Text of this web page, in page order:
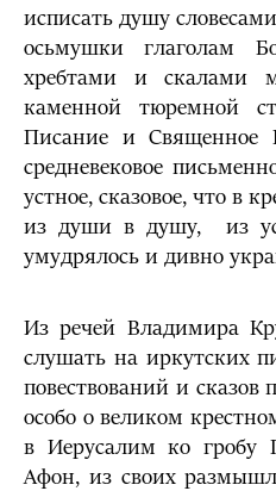
исписать душу
осьмушки глаголам
хребтами и скалами
каменной тюремной
Писание и Священное
средневековое
устное, сказовое, что в
из души в душу, из
умудрялось и дивно
Из речей Владимира
слушать на иркутских
повествований и сказов
особо о великом
в Иерусалим ко гробу
Афон, из своих